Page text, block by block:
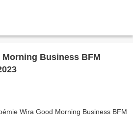
Morning Business BFM